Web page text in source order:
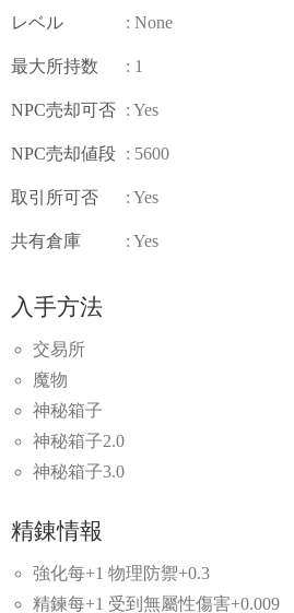
レベル : None
最大所持数 : 1
NPC売却可否 : Yes
NPC売却値段 : 5600
取引所可否 : Yes
共有倉庫 : Yes
入手方法
交易所
魔物
神秘箱子
神秘箱子2.0
神秘箱子3.0
精錬情報
強化每+1 物理防禦+0.3
精鍊每+1 受到無屬性傷害+0.009